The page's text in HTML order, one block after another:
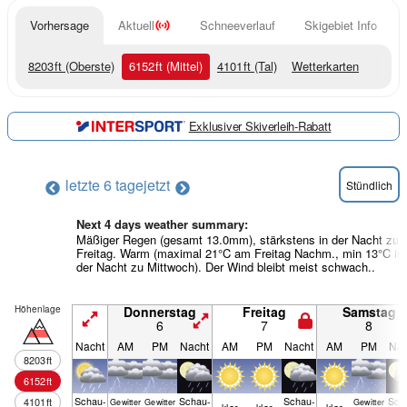
Vorhersage Aktuell Schneeverlauf Skigebiet Info
8203ft (Oberste) 6152ft (Mittel) 4101ft (Tal) Wetterkarten
Exklusiver Skiverleih-Rabatt
letzte 6 tagejetzt Stündlich
Next 4 days weather summary:
Mäßiger Regen (gesamt 13.0mm), stärkstens in der Nacht zu
Freitag. Warm (maximal 21°C am Freitag Nachm., min 13°C in
der Nacht zu Mittwoch). Der Wind bleibt meist schwach..
Höhenlage
8203ft
6152ft
4101ft
Donnerstag
6
Freitag
7
Samstag
8
Nacht AM PM Nacht AM PM Nacht AM PM
Schau­ Gewitter Gewitter Schau­ Schau­
Gewitter